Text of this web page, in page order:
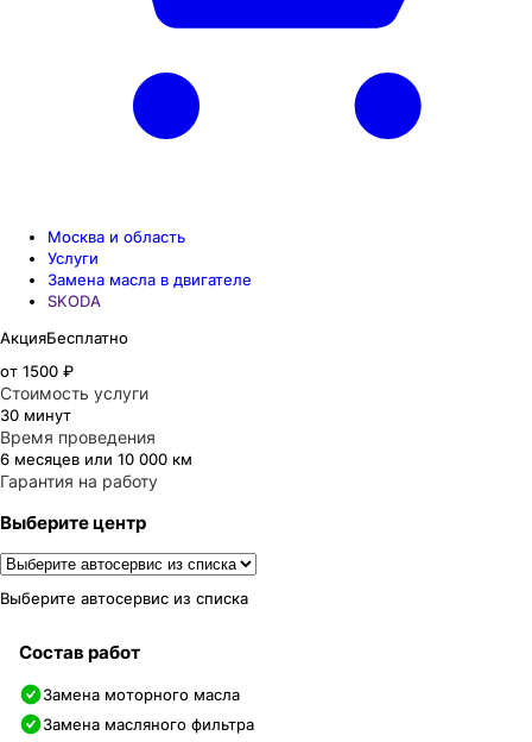
Москва и область
Услуги
Замена масла в двигателе
SKODA
АкцияБесплатно
от 1500 ₽
Стоимость услуги
30 минут
Время проведения
6 месяцев или 10 000 км
Гарантия на работу
Выберите центр
Выберите автосервис из списка
Состав работ
Замена моторного масла
Замена масляного фильтра